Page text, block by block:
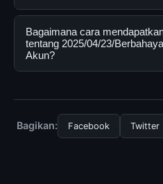
pengguna mendapatkan
terpercaya. Anda dapat
mengunjungi situs resmi dan
tersedia.
Ya, 2025/04/23/Berbahaya
dapat diakses secara gratis
Tidak ada biaya tersembunyi
Bagaimana cara
tentang 2025/04/23/
Akun?
bisa mengunjungi halaman
Kami selalu memperbarui
Bagikan: Facebook Twitter